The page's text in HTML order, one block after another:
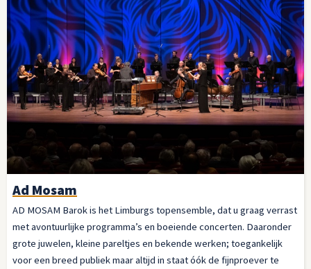
Ad Mosam
AD MOSAM Barok is het Limburgs topensemble, dat u graag verrast
met avontuurlijke programma’s en boeiende concerten. Daaronder
grote juwelen, kleine pareltjes en bekende werken; toegankelijk
voor een breed publiek maar altijd in staat óók de fijnproever te